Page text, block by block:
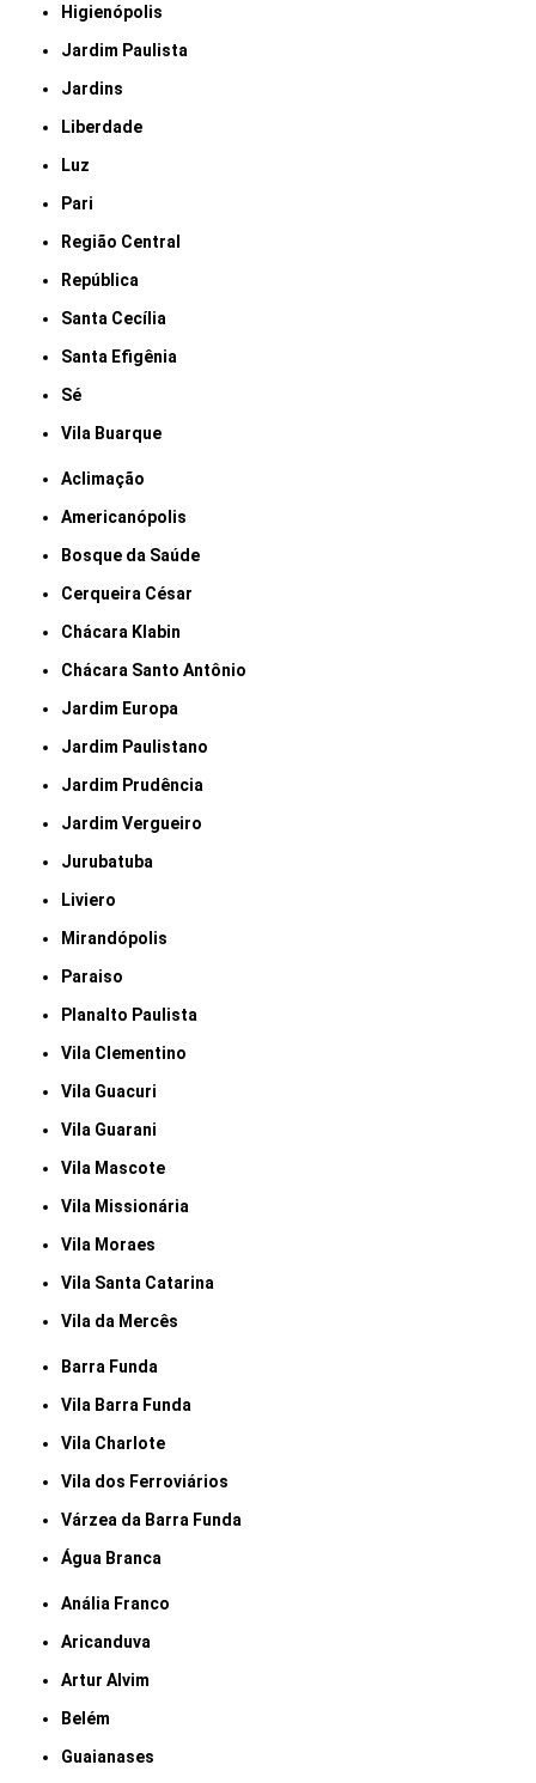
Higienópolis
Jardim Paulista
Jardins
Liberdade
Luz
Pari
Região Central
República
Santa Cecília
Santa Efigênia
Sé
Vila Buarque
Aclimação
Americanópolis
Bosque da Saúde
Cerqueira César
Chácara Klabin
Chácara Santo Antônio
Jardim Europa
Jardim Paulistano
Jardim Prudência
Jardim Vergueiro
Jurubatuba
Liviero
Mirandópolis
Paraiso
Planalto Paulista
Vila Clementino
Vila Guacuri
Vila Guarani
Vila Mascote
Vila Missionária
Vila Moraes
Vila Santa Catarina
Vila da Mercês
Barra Funda
Vila Barra Funda
Vila Charlote
Vila dos Ferroviários
Várzea da Barra Funda
Água Branca
Anália Franco
Aricanduva
Artur Alvim
Belém
Guaianases